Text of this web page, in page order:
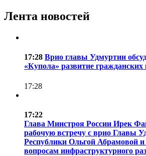
Лента новостей
17:28 Врио главы Удмуртии
«Купола» развитие гражданских
17:28
17:22
Глава Минстроя России Ирек
рабочую встречу с врио Главы
Республики Ольгой Абрамовой
вопросам инфраструктурного